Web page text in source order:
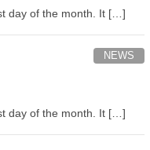
day of the month. It […]
NEWS
day of the month. It […]